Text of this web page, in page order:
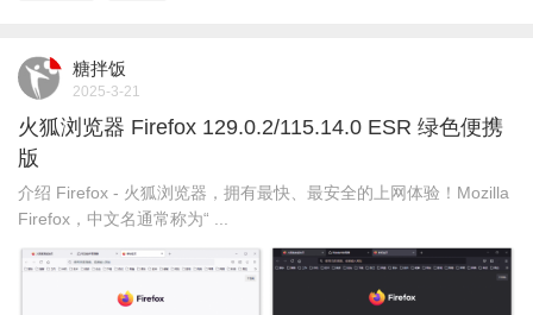
糖拌饭
2025-3-21
火狐浏览器 Firefox 129.0.2/115.14.0 ESR 绿色便携
版
介绍 Firefox - 火狐浏览器，拥有最快、最安全的上网体验！Mozilla
Firefox，中文名通常称为“ ...